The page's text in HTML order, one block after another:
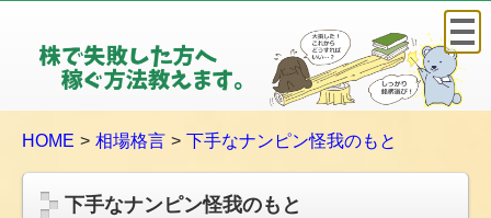
で
失
敗
し
た
方
HOME 相場格言 下手なナンピン怪我のもと
下手なナンピン怪我のもと